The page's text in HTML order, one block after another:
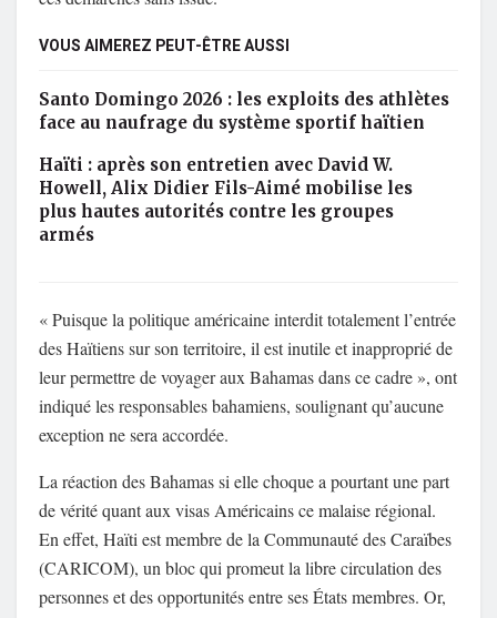
VOUS AIMEREZ PEUT-ÊTRE AUSSI
Santo Domingo 2026 : les exploits des athlètes
face au naufrage du système sportif haïtien
Haïti : après son entretien avec David W.
Howell, Alix Didier Fils-Aimé mobilise les
plus hautes autorités contre les groupes
armés
« Puisque la politique américaine interdit totalement l’entrée
des Haïtiens sur son territoire, il est inutile et inapproprié de
leur permettre de voyager aux Bahamas dans ce cadre », ont
indiqué les responsables bahamiens, soulignant qu’aucune
exception ne sera accordée.
La réaction des Bahamas si elle choque a pourtant une part
de vérité quant aux visas Américains ce malaise régional.
En effet, Haïti est membre de la Communauté des Caraïbes
(CARICOM), un bloc qui promeut la libre circulation des
personnes et des opportunités entre ses États membres. Or,